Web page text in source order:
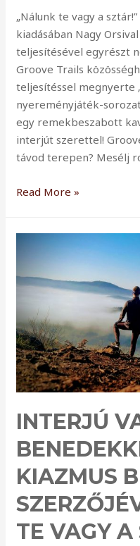
„Nálunk te vagy a
kiadásában Nagy
teljesítésével egyrészt
Groove Trails
teljesítéssel megnyerte
nyereményjáték-
egy remekbeszabott
interjút szerettel!
távod terepen? Mesélj
Interjú
Groove
Trails
egy
újdonsült
tagjával
–
Nálunk
vagy
a
sztár!
Read More »
INTERJÚ
KIAZMUS
TE VAGY A